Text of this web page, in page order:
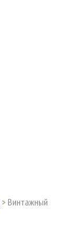
> Винтажный